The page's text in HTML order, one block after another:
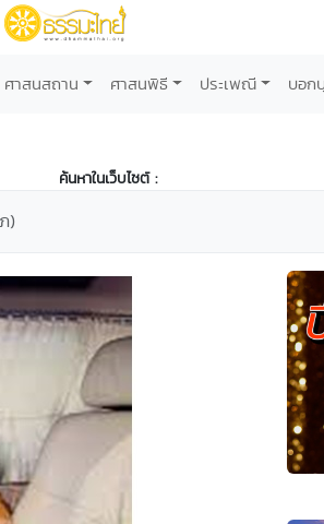
ศาสนสถาน ศาสนพิธี ประเพณี บอ
ค้นหาในเว็บไซต์ :
)